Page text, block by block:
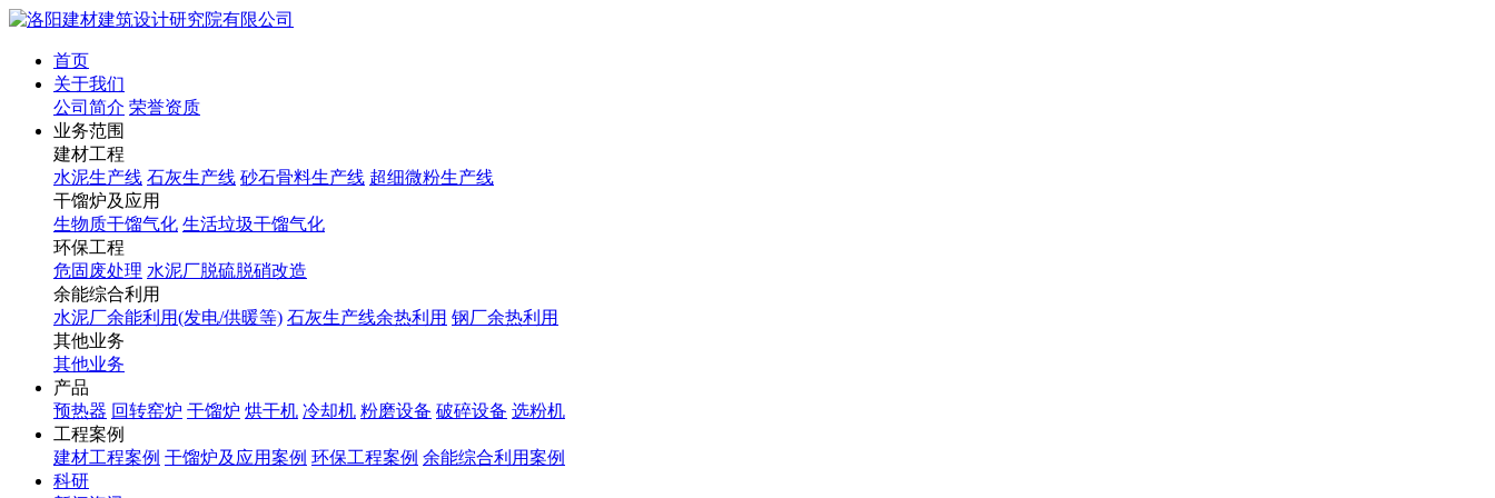
首页
关于我们
公司简介 荣誉资质
业务范围
建材工程
水泥生产线 石灰生产线 砂石骨料生产线 超细微粉生产线
干馏炉及应用
生物质干馏气化 生活垃圾干馏气化
环保工程
危固废处理 水泥厂脱硫脱硝改造
余能综合利用
水泥厂余能利用(发电/供暖等) 石灰生产线余热利用 钢厂余热利用
其他业务
其他业务
产品
预热器 回转窑炉 干馏炉 烘干机 冷却机 粉磨设备 破碎设备 选粉机
工程案例
建材工程案例 干馏炉及应用案例 环保工程案例 余能综合利用案例
科研